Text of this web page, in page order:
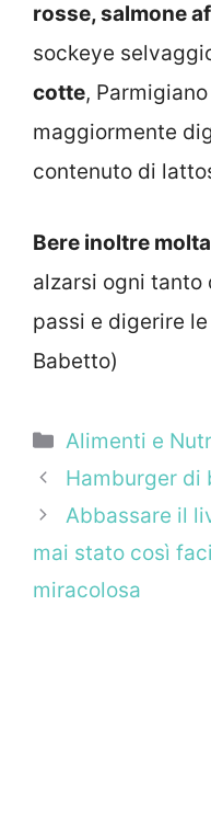
rosse, salmone
sockeye
cotte,
maggiormente
contenuto di
Bere inoltre
alzarsi ogni tanto
passi e digerire
Babetto)
Categorie
Alimenti e
Hamburger di
Abbassare il
mai stato così
miracolosa